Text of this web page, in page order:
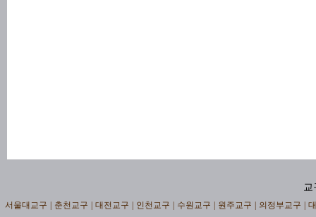
교
서울대교구 춘천교구 대전교구 인천교구 수원교구 원주교구 의정부교구